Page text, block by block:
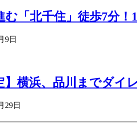
む「北千住」徒歩7分
9日
】横浜、品川までダイ
29日